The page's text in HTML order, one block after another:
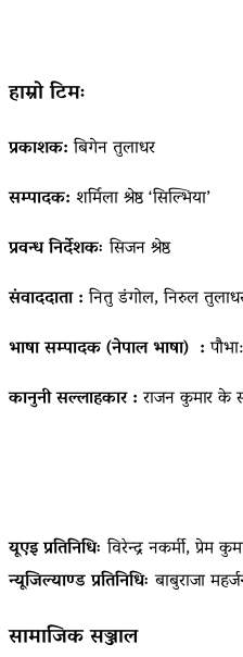
हाम्रो टिमः
प्रकाशक:बिगेन तुलाधर
सम्पादक: शर्मिला श्रेष्ठ ‘सिल्भिया’
प्रवन्ध निर्देशकःसिजन श्रेष्ठ
संवाददाता :नितु डंगोल, निरुल
भाषा सम्पादक (नेपाल भाषा) :
कानुनी सल्लाहकार :राजन कुमार के
यूएइ प्रतिनिधिः विरेन्द्र नकर्मी, प्रेम
न्यूजिल्याण्ड प्रतिनिधिः बाबुराजा
सामाजिक सञ्जाल